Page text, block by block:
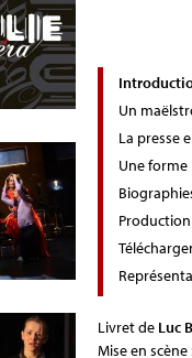
Un
La presse
Une
Production
Livret de Luc
Mise en